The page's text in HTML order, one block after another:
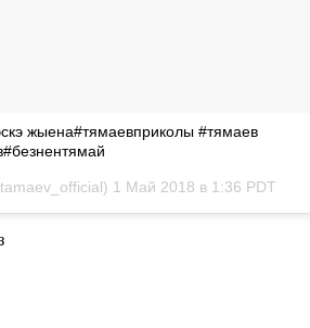
жыена#тямаевприколы #тямаев
1 Май 2018 в 1:36 PDT